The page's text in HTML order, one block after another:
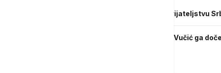
Vučić sa Lorensom: Novo poglavlje u prijateljstvu
Predsednik Angole u poseti Beogradu: Vučić ga